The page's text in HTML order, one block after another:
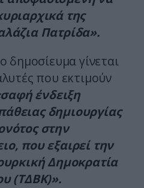
της
Πατρίδα».
δημοσίευμα γίνεται
που εκτιμούν
ένδειξη
δημιουργίας
στην
που εξαιρεί την
Δημοκρατία
(ΤΔΒΚ)».